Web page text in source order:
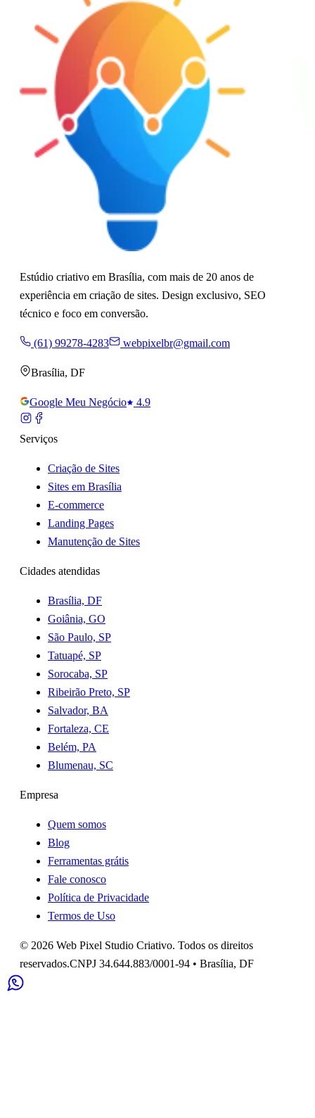
Estúdio criativo em Brasília, com mais de 20 anos de
experiência em criação de sites. Design exclusivo, SEO
técnico e foco em conversão.
(61) 99278-4283 webpixelbr@gmail.com
Brasília, DF
Google Meu Negócio 4.9
Serviços
Criação de Sites
Sites em Brasília
E-commerce
Landing Pages
Manutenção de Sites
Cidades atendidas
Brasília, DF
Goiânia, GO
São Paulo, SP
Tatuapé, SP
Sorocaba, SP
Ribeirão Preto, SP
Salvador, BA
Fortaleza, CE
Belém, PA
Blumenau, SC
Empresa
Quem somos
Blog
Ferramentas grátis
Fale conosco
Política de Privacidade
Termos de Uso
© 2026 Web Pixel Studio Criativo. Todos os direitos
reservados.CNPJ 34.644.883/0001-94 • Brasília, DF